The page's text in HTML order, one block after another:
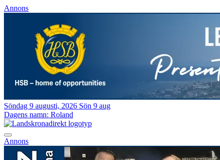
Annons
Söndag 9 augusti, 2026 Sön 9 aug
Dagens namn: Roland
Annons